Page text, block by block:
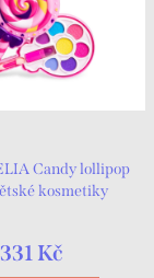
Candy lollipop
kosmetiky
331 Kč